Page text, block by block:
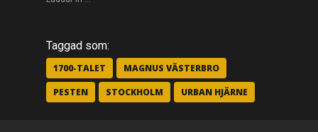
e
l
a
p
å
F
a
c
Taggad som:
1700-TALET
MAGNUS VÄSTERBRO
PESTEN
STOCKHOLM URBAN HJÄRNE